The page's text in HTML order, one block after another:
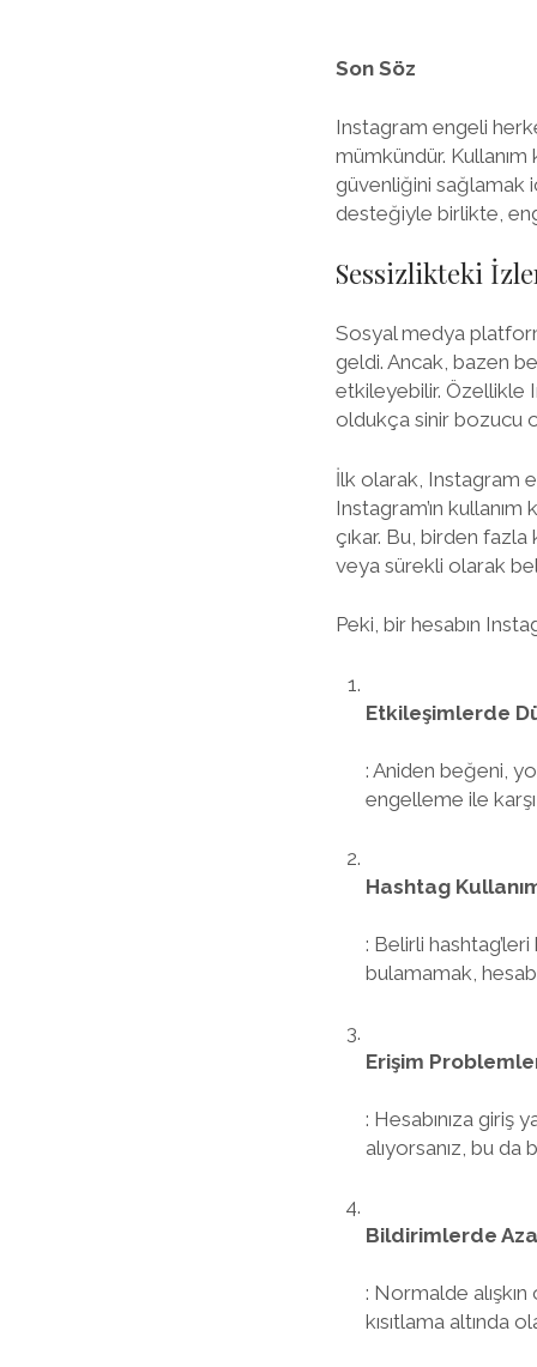
Son Söz
Instagram engeli
mümkündür.
güvenliğini sağlamak
desteğiyle birlikte,
Sessizlikteki
Sosyal medya
geldi. Ancak, bazen
etkileyebilir. Özellikle
oldukça sinir bozucu
İlk olarak, Instagram
Instagram’ın
çıkar. Bu, birden
veya sürekli olarak
Peki, bir hesabın
Etkileşimlerde
: Aniden beğeni,
engelleme ile
Hashtag
: Belirli
bulamamak,
Erişim
: Hesabınıza giriş
alıyorsanız, bu da
Bildirimlerde
: Normalde
kısıtlama altında